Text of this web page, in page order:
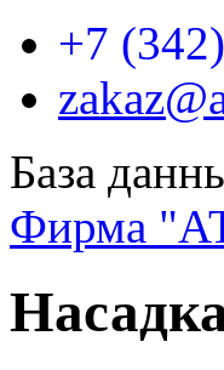
+7
База
Фирма